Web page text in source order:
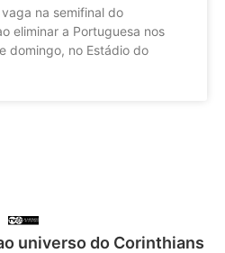
na semifinal do
eliminar a Portuguesa nos
domingo, no Estádio do
universo do Corinthians